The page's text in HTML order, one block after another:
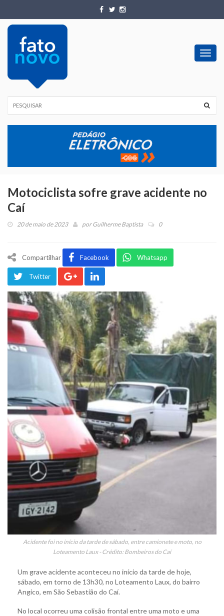
Motociclista sofre grave acidente no
Caí
20 de maio de 2023 porGuilherme Baptista 0
Compartilhar Facebook Whatsapp
Twitter
Acidente foi no início da tarde de sábado, entre camionete e moto, no
Loteamento Laux - Crédito: Bombeiros do Caí
Um grave acidente aconteceu no início da tarde de hoje,
sábado, em torno de 13h30, no Loteamento Laux, do bairro
Angico, em São Sebastião do Caí.
No local ocorreu uma colisão frontal entre uma moto e uma